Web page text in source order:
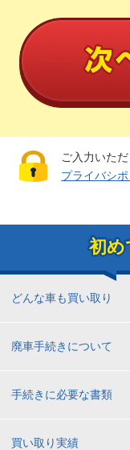
ご入力いた
プライバシ
初め
どんな車も買い取り
廃車手続きについて
手続きに必要な書類
買い取り実績